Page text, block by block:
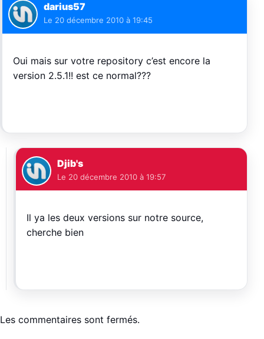
darius57
Le 20 décembre 2010 à 19:45
Oui mais sur votre repository c’est encore la
version 2.5.1!! est ce normal???
Djib's
Le 20 décembre 2010 à 19:57
Il ya les deux versions sur notre source,
cherche bien
Les commentaires sont fermés.